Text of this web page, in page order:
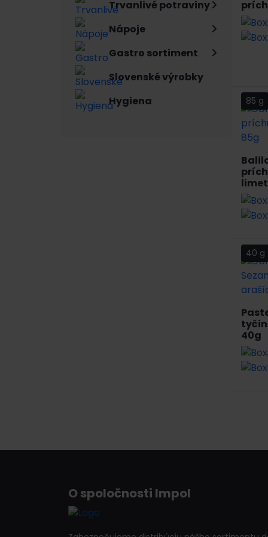
Trvanlivé potraviny
Nápoje
Gastro sortiment
Slovenské výrobky
Hygiena
85 g
40 g
40g
O spoločnosti Impol